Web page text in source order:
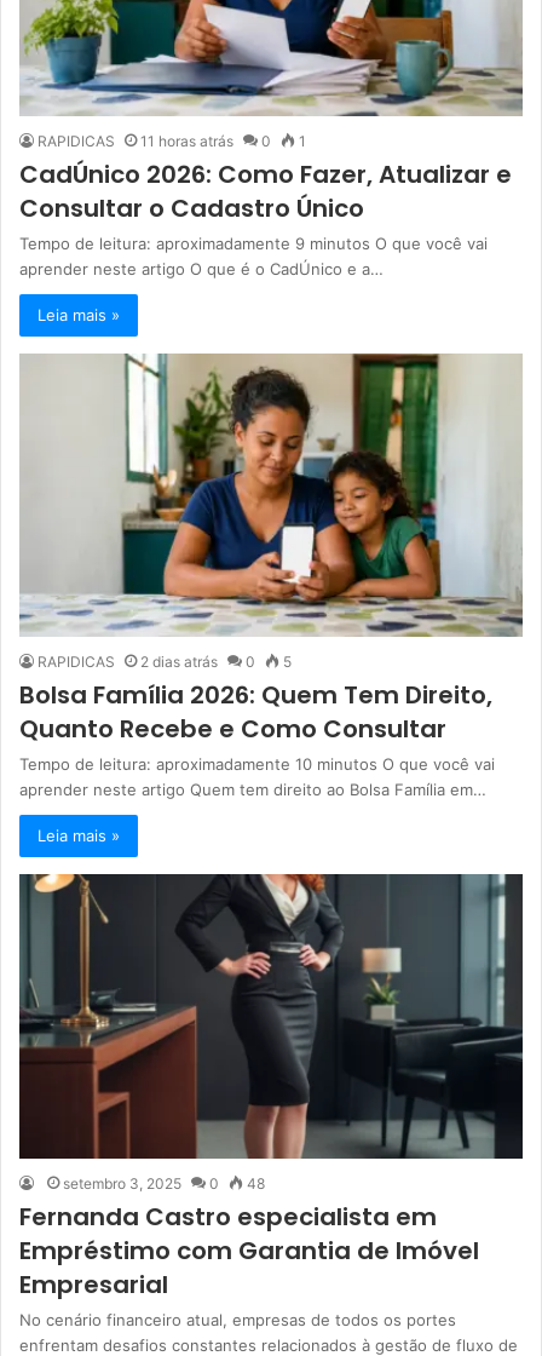
RAPIDICAS 11 horas atrás 0 1
CadÚnico 2026: Como Fazer, Atualizar e
Consultar o Cadastro Único
Tempo de leitura: aproximadamente 9 minutos O que você vai
aprender neste artigo O que é o CadÚnico e a…
Leia mais »
RAPIDICAS 2 dias atrás 0 5
Bolsa Família 2026: Quem Tem Direito,
Quanto Recebe e Como Consultar
Tempo de leitura: aproximadamente 10 minutos O que você vai
aprender neste artigo Quem tem direito ao Bolsa Família em…
Leia mais »
setembro 3, 2025 0 48
Fernanda Castro especialista em
Empréstimo com Garantia de Imóvel
Empresarial
No cenário financeiro atual, empresas de todos os portes
enfrentam desafios constantes relacionados à gestão de fluxo de